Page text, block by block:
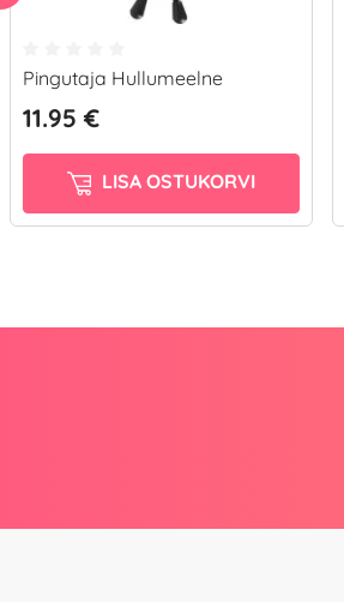
Pingutaja Hullumeelne
11.95 €
LISA OSTUKORVI